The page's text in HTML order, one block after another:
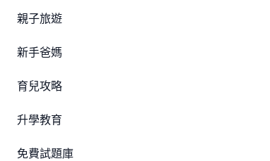
親子旅遊
新手爸媽
育兒攻略
升學教育
免費試題庫